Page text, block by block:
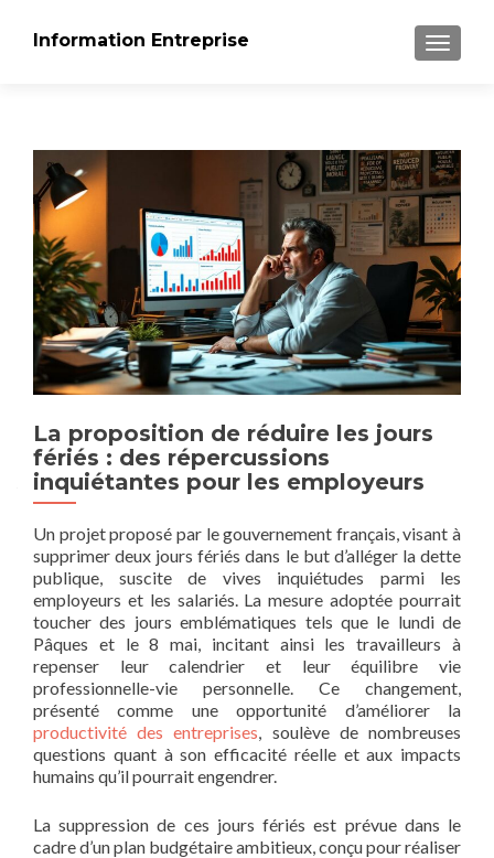
Information Entreprise
La proposition de réduire les jours
fériés : des répercussions
inquiétantes pour les employeurs
Un projet proposé par le gouvernement français, visant à
supprimer deux jours fériés dans le but d’alléger la dette
publique, suscite de vives inquiétudes parmi les
employeurs et les salariés. La mesure adoptée pourrait
toucher des jours emblématiques tels que le lundi de
Pâques et le 8 mai, incitant ainsi les travailleurs à
repenser leur calendrier et leur équilibre vie
professionnelle-vie personnelle. Ce changement,
présenté comme une opportunité d’améliorer la
productivité des entreprises , soulève de nombreuses
questions quant à son efficacité réelle et aux impacts
humains qu’il pourrait engendrer.
La suppression de ces jours fériés est prévue dans le
cadre d’un plan budgétaire ambitieux, conçu pour réaliser